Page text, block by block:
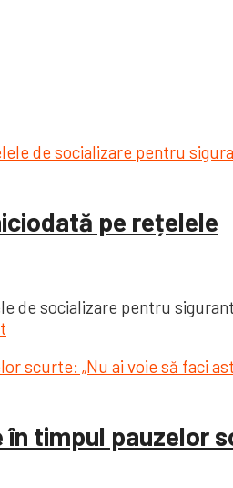
pe rețelele
de socializare pentru
timpul pauzelor